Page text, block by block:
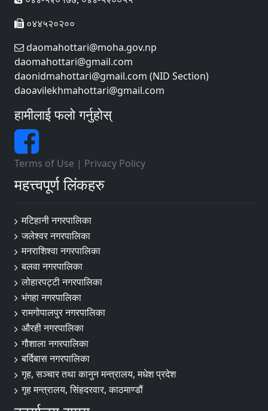
०४४५२०२००
daomahottari@moha.gov.np
daomahottari@gmail.com
daonidmahottari@gmail.com (NID Section)
daoavilekhmahottari@gmail.com
हामीलाई फलो गर्नुहोस्
Terms of Use | Privacy Policy
महत्त्वपूर्ण लिंकहरु
मटिहानी नगरपालिका
जलेश्वर नगरपालिका
मनराशिश्वा नगरपालिका
बलवा नगरपालिका
लोहारपट्टी नगरपालिका
भंगहा नगरपालिका
रामगोपालपुर नगरपालिका
औरही नगरपालिका
गौशाला नगरपालिका
बर्दिबास नगरपालिका
गृह, सञ्चार तथा कानुन मन्त्रालय, मधेश प्रदेश
गृह मन्त्रालय, सिंहदरवार, काठमाण्डौं